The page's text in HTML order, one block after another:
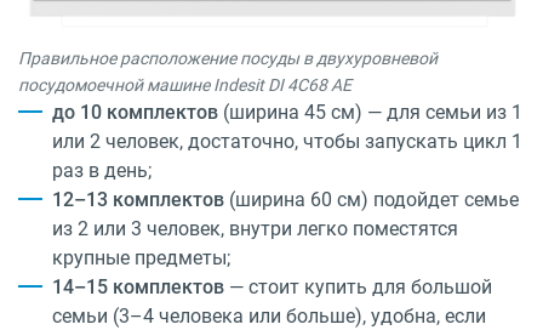
Правильное расположение посуды в двухуровневой
посудомоечной машине Indesit DI 4C68 AE
до 10 комплектов (ширина 45 см) — для семьи из 1
или 2 человек, достаточно, чтобы запускать цикл 1
раз в день;
12–13 комплектов (ширина 60 см) подойдет семье
из 2 или 3 человек, внутри легко поместятся
крупные предметы;
14–15 комплектов — стоит купить для большой
семьи (3–4 человека или больше), удобна, если